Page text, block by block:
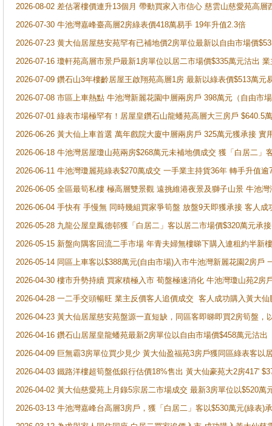
2026-08-02 差估署樓價連升13個月 帶動買家入市信心 慈雲山慈愛苑高層
2026-07-30 牛池灣嘉峰臺高層2房綠表價418萬易手 19年升值2.3倍
2026-07-23 黄大仙居屋慈安苑罕有已補地價2房單位最新以自由市場價
2026-07-16 瓊軒苑高層市景戶最新1房單位以居二市場價$335萬元沽出
2026-07-09 鑽石山3年樓齡居屋王啟翔苑高層1房 最新以綠表價$513萬元
2026-07-08 市區上車熱點 牛池灣新麗花園中層兩房戶 398萬元（自由市
2026-07-01 綠表市場極罕有！居屋皇鑽石山龍蟠苑高層大三房戶
2026-06-26 黃大仙上車首選 萬年戲院大廈中層兩房戶 325萬元獲承接 實
2026-06-18 牛池灣居屋瓊山苑兩房$268萬元未補地價成交 獲「白居二」
2026-06-11 牛池灣瓊麗苑綠表$270萬成交 一手業主持貨36年 轉手升值逾
2026-06-05 全區最筍私樓 極高層雙景觀 遠挑維港夜景及獅子山景 牛池
2026-06-04 手快有 手慢無 同時幾組買家爭筍盤 放盤9天即獲承接 客人
2026-05-28 九龍公屋皇鳳德邨獲「白居二」客以居二市場價$320萬元承接
2026-05-15 新盤向隅客回流二手市場 年青夫婦無樓睇下購入連租約半新
2026-05-14 同區上車客以$388萬元(自由市場)入市牛池灣新麗花園2房戶
2026-04-30 樓市升勢持續 買家積極入市 荀盤極速消化 牛池灣瓊山苑2房
2026-04-28 一二手交頭暢旺 業主反價客人追價成交 客人成功購入黃大
2026-04-23 黃大仙居屋慈安苑盤源一直短缺，同區客即睇即買2房筍盤，
2026-04-16 鑽石山居屋皇龍蟠苑最新2房單位以自由市場價$458萬元沽出
2026-04-09 巨無霸3房單位買少見少 黃大仙盈福苑3房戶獲同區綠表客以
2026-04-03 鐵路洋樓超筍盤低銀行估價18%售出 黃大仙豪苑大2房417'
2026-04-02 黃大仙慈愛苑上月錄5宗居二市場成交 最新3房單位以$520萬
2026-03-13 牛池灣嘉峰台高層3房戶，獲「白居二」客以$530萬元(綠表)